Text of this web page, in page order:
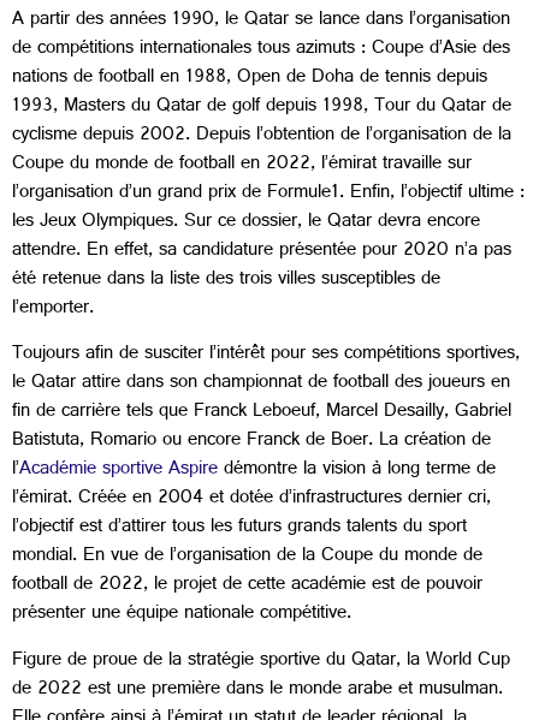
A partir des années 1990, le Qatar se lance dans l’organisation
de compétitions internationales tous azimuts : Coupe d’Asie des
nations de football en 1988, Open de Doha de tennis depuis
1993, Masters du Qatar de golf depuis 1998, Tour du Qatar de
cyclisme depuis 2002. Depuis l’obtention de l’organisation de la
Coupe du monde de football en 2022, l’émirat travaille sur
l’organisation d’un grand prix de Formule1. Enfin, l’objectif ultime :
les Jeux Olympiques. Sur ce dossier, le Qatar devra encore
attendre. En effet, sa candidature présentée pour 2020 n’a pas
été retenue dans la liste des trois villes susceptibles de
l’emporter.
Toujours afin de susciter l’intérêt pour ses compétitions sportives,
le Qatar attire dans son championnat de football des joueurs en
fin de carrière tels que Franck Leboeuf, Marcel Desailly, Gabriel
Batistuta, Romario ou encore Franck de Boer. La création de
l’Académie sportive Aspiredémontre la vision à long terme de
l’émirat. Créée en 2004 et dotée d’infrastructures dernier cri,
l’objectif est d’attirer tous les futurs grands talents du sport
mondial. En vue de l’organisation de la Coupe du monde de
football de 2022, le projet de cette académie est de pouvoir
présenter une équipe nationale compétitive.
Figure de proue de la stratégie sportive du Qatar, la World Cup
de 2022 est une première dans le monde arabe et musulman.